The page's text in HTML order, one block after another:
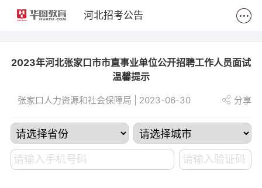
河北招考公告
2023年河北张家口市市直事业单位公开招聘工作人员面试
温馨提示
张家口人力资源和社会保障局 | 2023-06-30 分享